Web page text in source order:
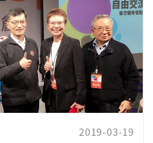
2019-03-19